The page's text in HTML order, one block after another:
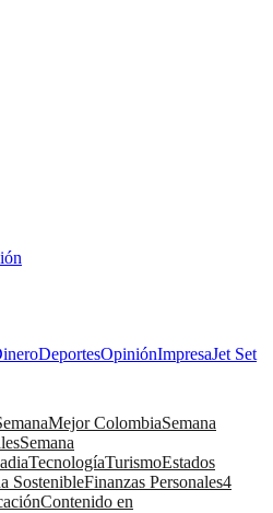
DeportesOpiniónImpresaJet Set
Mejor ColombiaSemana
Semana
TecnologíaTurismoEstados
SostenibleFinanzas Personales4
Contenido en